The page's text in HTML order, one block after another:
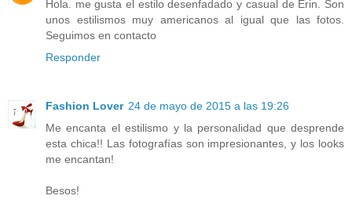
Hola. me gusta el estilo desenfadado y casual de Erin. Son
unos estilismos muy americanos al igual que las fotos.
Seguimos en contacto
Responder
Fashion Lover 24 de mayo de 2015 a las 19:26
Me encanta el estilismo y la personalidad que desprende
esta chica!! Las fotografías son impresionantes, y los looks
me encantan!
Besos!